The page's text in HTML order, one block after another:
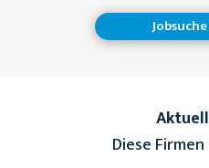
Diese